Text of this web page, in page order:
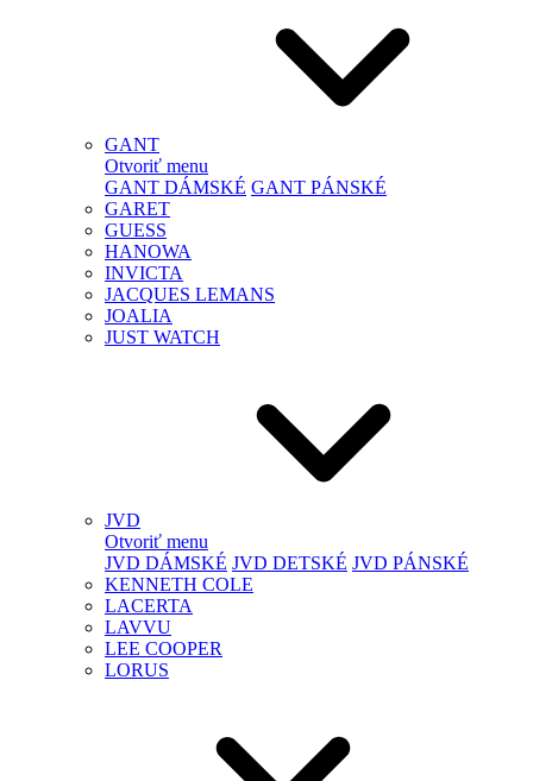
GANT
Otvoriť menu
GANT DÁMSKÉ GANT PÁNSKÉ
GARET
GUESS
HANOWA
INVICTA
JACQUES LEMANS
JOALIA
JUST WATCH
JVD
Otvoriť menu
JVD DÁMSKÉ JVD DETSKÉ JVD PÁNSKÉ
KENNETH COLE
LACERTA
LAVVU
LEE COOPER
LORUS